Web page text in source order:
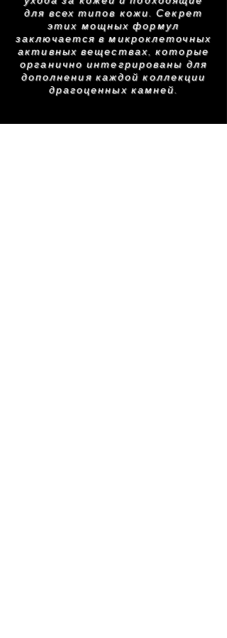
нашей коллекции Green Caviar,
обеспечивающий питание и
восстановление кожи.
для всех типов кожи. Секрет
этих мощных формул
заключается в микроклеточных
активных веществах, которые
органично интегрированы для
дополнения каждой коллекции
драгоценных камней.